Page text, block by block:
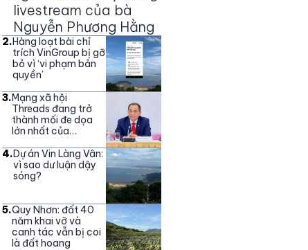
livestream của bà
Nguyễn Phương Hằng
2.Hàng loạt bài chỉ
trích VinGroup bị gỡ
bỏ vì ‘vi phạm bản
quyền’
3.Mạng xã hội
Threads đang trở
thành mối đe dọa
lớn nhất của
4.Dự án Vin Làng Vân:
vì sao dư luận dậy
sóng?
5.Quy Nhơn: đất 40
năm khai vỡ và
canh tác vẫn bị coi
là đất hoang